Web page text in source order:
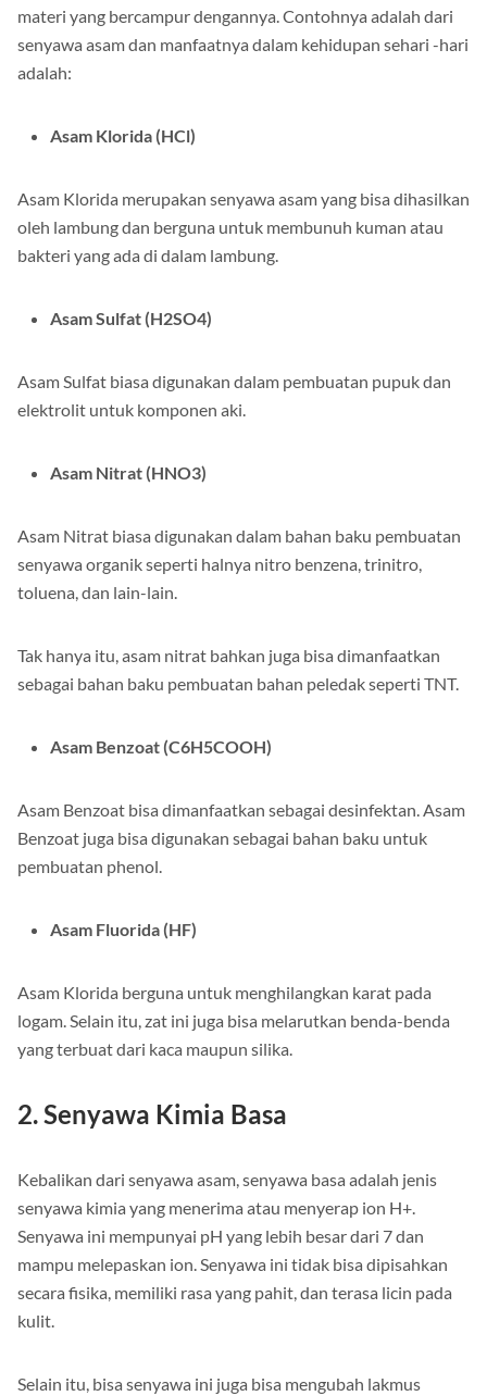
materi yang bercampur dengannya. Contohnya adalah dari
senyawa asam dan manfaatnya dalam kehidupan sehari -hari
adalah:
Asam Klorida (HCl)
Asam Klorida merupakan senyawa asam yang bisa dihasilkan
oleh lambung dan berguna untuk membunuh kuman atau
bakteri yang ada di dalam lambung.
Asam Sulfat (H2SO4)
Asam Sulfat biasa digunakan dalam pembuatan pupuk dan
elektrolit untuk komponen aki.
Asam Nitrat (HNO3)
Asam Nitrat biasa digunakan dalam bahan baku pembuatan
senyawa organik seperti halnya nitro benzena, trinitro,
toluena, dan lain-lain.
Tak hanya itu, asam nitrat bahkan juga bisa dimanfaatkan
sebagai bahan baku pembuatan bahan peledak seperti TNT.
Asam Benzoat (C6H5COOH)
Asam Benzoat bisa dimanfaatkan sebagai desinfektan. Asam
Benzoat juga bisa digunakan sebagai bahan baku untuk
pembuatan phenol.
Asam Fluorida (HF)
Asam Klorida berguna untuk menghilangkan karat pada
logam. Selain itu, zat ini juga bisa melarutkan benda-benda
yang terbuat dari kaca maupun silika.
2. Senyawa Kimia Basa
Kebalikan dari senyawa asam, senyawa basa adalah jenis
senyawa kimia yang menerima atau menyerap ion H+.
Senyawa ini mempunyai pH yang lebih besar dari 7 dan
mampu melepaskan ion. Senyawa ini tidak bisa dipisahkan
secara fisika, memiliki rasa yang pahit, dan terasa licin pada
kulit.
Selain itu, bisa senyawa ini juga bisa mengubah lakmus